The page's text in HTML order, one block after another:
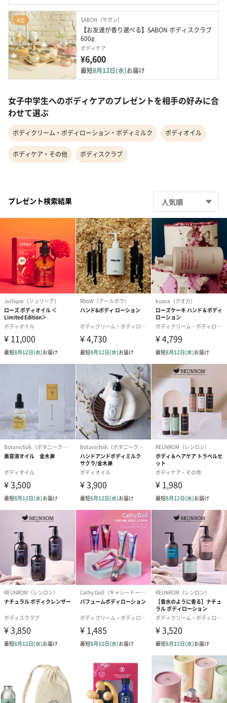
4位 SABON（サボン）
【お友達が香り選べる】SABON ボディスクラブ
600g
ボディケア
¥6,600
最短8月12日(水)お届け
女子中学生へのボディケアのプレゼントを相手の好みに合
わせて選ぶ
ボディクリーム・ボディローション・ボディミルク ボディオイル
ボディケア・その他 ボディスクラブ
プレゼント検索結果